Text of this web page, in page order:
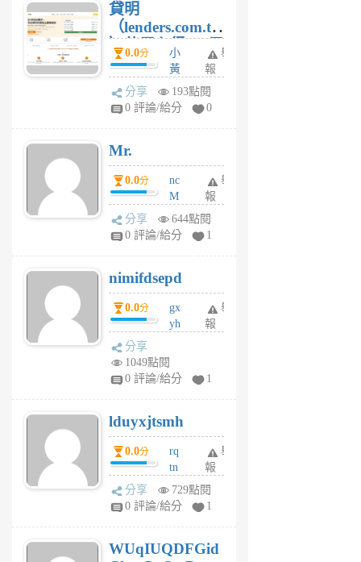
貸明
（lenders.com.tw
）使用心得 — 民
間貸款比較平台
體驗
0.0分
小
黃
蜂
1
舉
報
分享
193點閱
0 評論/給分
0
Mr.
0.0分
nc
M
U
F
U
5
個
月
舉
報
分享
644點閱
0 評論/給分
1
nimifdsepd
0.0分
gx
yh
jl
月
前
舉
報
分享
1049點閱
0 評論/給分
1
lduyxjtsmh
0.0分
rq
tn
jt
gl
個
舉
報
分享
729點閱
0 評論/給分
1
WUqIUQDFGid